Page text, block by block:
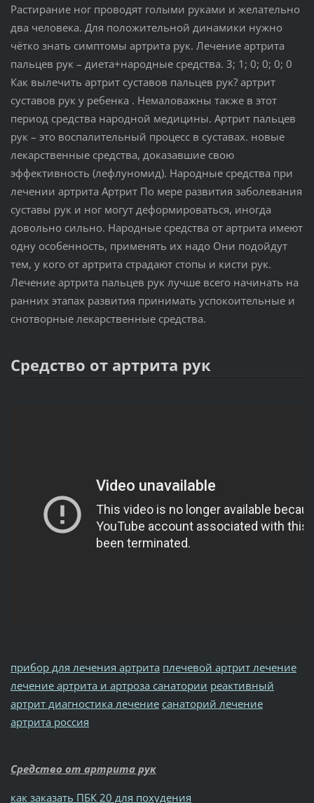
Растирание ног проводят голыми руками и желательно
два человека. Для положительной динамики нужно
чётко знать симптомы артрита рук. Лечение артрита
пальцев рук – диета+народные средства. 3; 1; 0; 0; 0; 0
Как вылечить артрит суставов пальцев рук? артрит
суставов рук у ребенка . Немаловажны также в этот
период средства народной медицины. Артрит пальцев
рук – это воспалительный процесс в суставах. новые
лекарственные средства, доказавшие свою
эффективность (лефлуномид). Народные средства при
лечении артрита Артрит По мере развития заболевания
суставы рук и ног могут деформироваться, иногда
довольно сильно. Народные средства от артрита имеют
одну особенность, применять их надо Они подойдут
тем, у кого от артрита страдают стопы и кисти рук.
Лечение артрита пальцев рук лучше всего начинать на
ранних этапах развития принимать успокоительные и
снотворные лекарственные средства.
Средство от артрита рук
прибор для лечения артрита плечевой артрит лечение
лечение артрита и артроза санатории реактивный
артрит диагностика лечение санаторий лечение
артрита россия
Средство от артрита рук
как заказать ПБК 20 для похудения